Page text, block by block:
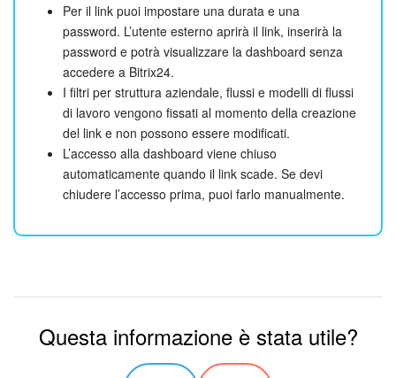
Per il link puoi impostare una durata e una
password. L’utente esterno aprirà il link, inserirà la
password e potrà visualizzare la dashboard senza
accedere a Bitrix24.
I filtri per struttura aziendale, flussi e modelli di flussi
di lavoro vengono fissati al momento della creazione
del link e non possono essere modificati.
L’accesso alla dashboard viene chiuso
automaticamente quando il link scade. Se devi
chiudere l’accesso prima, puoi farlo manualmente.
Questa informazione è stata utile?